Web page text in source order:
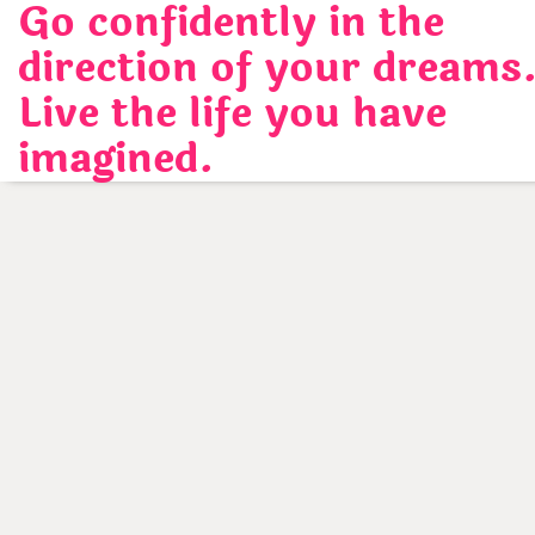
Skip
content
Go confidently in the
direction of your
Live the life you have
imagined.